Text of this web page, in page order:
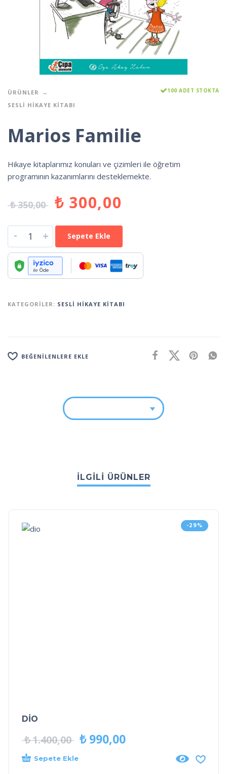
ÜRÜNLER
SESLI HIKAYE KITABI
100 ADET STOKTA
Marios Familie
Hikaye kitaplarımız konuları ve çizimleri ile öğretim
programının kazanımlarını desteklemekte.
₺350,00 ₺ 300,00
- + Sepete Ekle
KATEGORILER: SESLI HIKAYE KITABI
BEĞENILENLERE EKLE
İLGILI ÜRÜNLER
-29%
DİO
₺1.400,00 ₺990,00
Sepete Ekle